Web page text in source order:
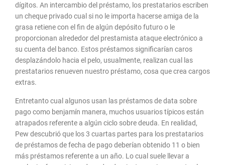
dígitos. An intercambio del préstamo, los prestatarios escriben
un cheque privado cual si no le importa hacerse amiga de la
grasa retiene con el fin de algún depósito futuro o le
proporcionan alrededor del prestamista ataque electrónico a
su cuenta del banco. Estos préstamos significarían caros
desplazándolo hacia el pelo, usualmente, realizan cual las
prestatarios renueven nuestro préstamo, cosa que crea cargos
extras.
Entretanto cual algunos usan las préstamos de data sobre
pago como benjamín manera, muchos usuarios tí­picos están
atrapados referente a algún ciclo sobre deuda. En realidad,
Pew descubrió que los 3 cuartas partes para los prestatarios
de préstamos de fecha de pago deberían obtenido 11 o bien
más préstamos referente a un año. Lo cual suele llevar a